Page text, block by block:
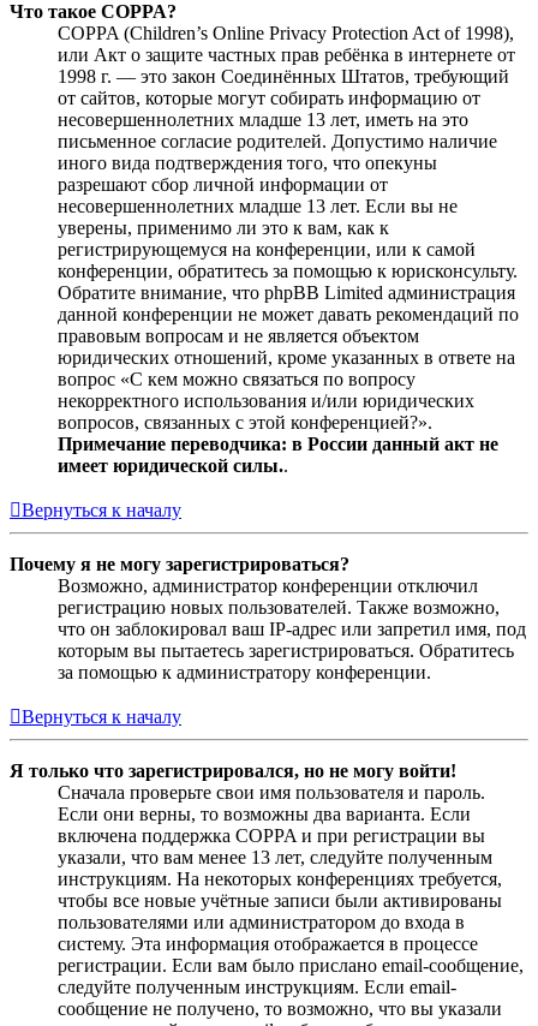
Что такое COPPA?
COPPA (Children’s Online Privacy Protection Act of 1998),
или Акт о защите частных прав ребёнка в интернете от
1998 г. — это закон Соединённых Штатов, требующий
от сайтов, которые могут собирать информацию от
несовершеннолетних младше 13 лет, иметь на это
письменное согласие родителей. Допустимо наличие
иного вида подтверждения того, что опекуны
разрешают сбор личной информации от
несовершеннолетних младше 13 лет. Если вы не
уверены, применимо ли это к вам, как к
регистрирующемуся на конференции, или к самой
конференции, обратитесь за помощью к юрисконсульту.
Обратите внимание, что phpBB Limited администрация
данной конференции не может давать рекомендаций по
правовым вопросам и не является объектом
юридических отношений, кроме указанных в ответе на
вопрос «С кем можно связаться по вопросу
некорректного использования и/или юридических
вопросов, связанных с этой конференцией?».
Примечание переводчика: в России данный акт не
имеет юридической силы..
Вернуться к началу
Почему я не могу зарегистрироваться?
Возможно, администратор конференции отключил
регистрацию новых пользователей. Также возможно,
что он заблокировал ваш IP-адрес или запретил имя, под
которым вы пытаетесь зарегистрироваться. Обратитесь
за помощью к администратору конференции.
Вернуться к началу
Я только что зарегистрировался, но не могу войти!
Сначала проверьте свои имя пользователя и пароль.
Если они верны, то возможны два варианта. Если
включена поддержка COPPA и при регистрации вы
указали, что вам менее 13 лет, следуйте полученным
инструкциям. На некоторых конференциях требуется,
чтобы все новые учётные записи были активированы
пользователями или администратором до входа в
систему. Эта информация отображается в процессе
регистрации. Если вам было прислано email-сообщение,
следуйте полученным инструкциям. Если email-
сообщение не получено, то возможно, что вы указали